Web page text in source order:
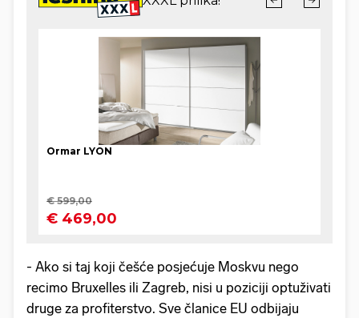
- Ako si taj koji češće posjećuje Moskvu nego
recimo Bruxelles ili Zagreb, nisi u poziciji optuživati
druge za profiterstvo. Sve članice EU odbijaju